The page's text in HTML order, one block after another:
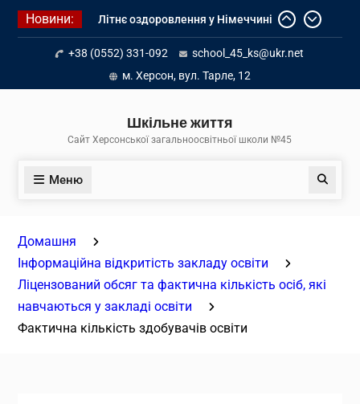
Перейти
Новини:
Літнє оздоровлення у Німеччині
Діалог з бізнесом
Інформація про вступ молоді з
тимчасово окупованих територій
до українських закладів освіти
+38 (0552) 331-092
school_45_ks@ukr.net
м. Херсон, вул. Тарле, 12
Шкільне життя
Сайт Херсонської загальноосвітньої школи №45
Меню Пошук
Домашня
Інформаційна відкритість закладу освіти
Ліцензований обсяг та фактична кількість осіб, які
навчаються у закладі освіти
Фактична кількість здобувачів освіти